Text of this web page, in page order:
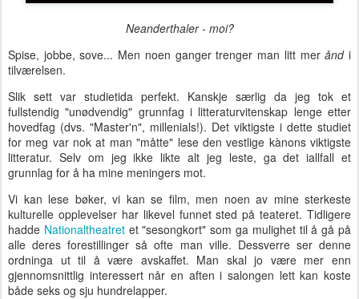
Neanderthaler - moi?
Spise, jobbe, sove... Men noen ganger trenger man litt meråndi
tilværelsen.
Slik sett var studietida perfekt. Kanskje særlig da jeg tok et
fullstendig "unødvendig" grunnfag i litteraturvitenskap lenge etter
hovedfag (dvs. "Master'n", millenials!). Det viktigste i dette studiet
for meg var nok at man "måtte" lese den vestlige kànons viktigste
litteratur. Selv om jeg ikke likte alt jeg leste, ga det iallfall et
grunnlag for å ha mine meningers mot.
Vi kan lese bøker, vi kan se film, men noen av mine sterkeste
kulturelle opplevelser har likevel funnet sted på teateret. Tidligere
hadde Nationaltheatretet "sesongkort" som ga mulighet til å gå på
alle deres forestillinger så ofte man ville. Dessverre ser denne
ordninga ut til å være avskaffet. Man skal jo være mer enn
gjennomsnittlig interessert når en aften i salongen lett kan koste
både seks og sju hundrelapper.